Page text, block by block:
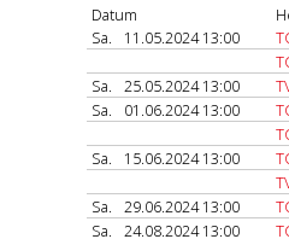
Datum
Sa.
11.05.2024 13:00
Sa.
25.05.2024 13:00
Sa.
01.06.2024 13:00
Sa.
15.06.2024 13:00
Sa.
29.06.2024 13:00
Sa.
24.08.2024 13:00